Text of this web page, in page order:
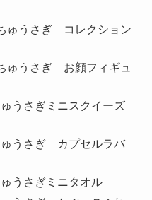
ゅうさぎ コレクション
ゅうさぎ お顔フィギュ
うさぎミニスクイーズ
ゅうさぎ カプセルラバ
うさぎミニタオル